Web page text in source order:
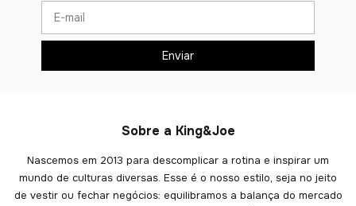
Sobre a King&Joe
Nascemos em 2013 para descomplicar a rotina e inspirar um
mundo de culturas diversas. Esse é o nosso estilo, seja no jeito
de vestir ou fechar negócios: equilibramos a balança do mercado